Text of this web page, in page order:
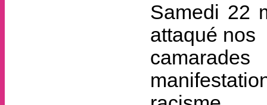
Samedi 22
attaqué nos